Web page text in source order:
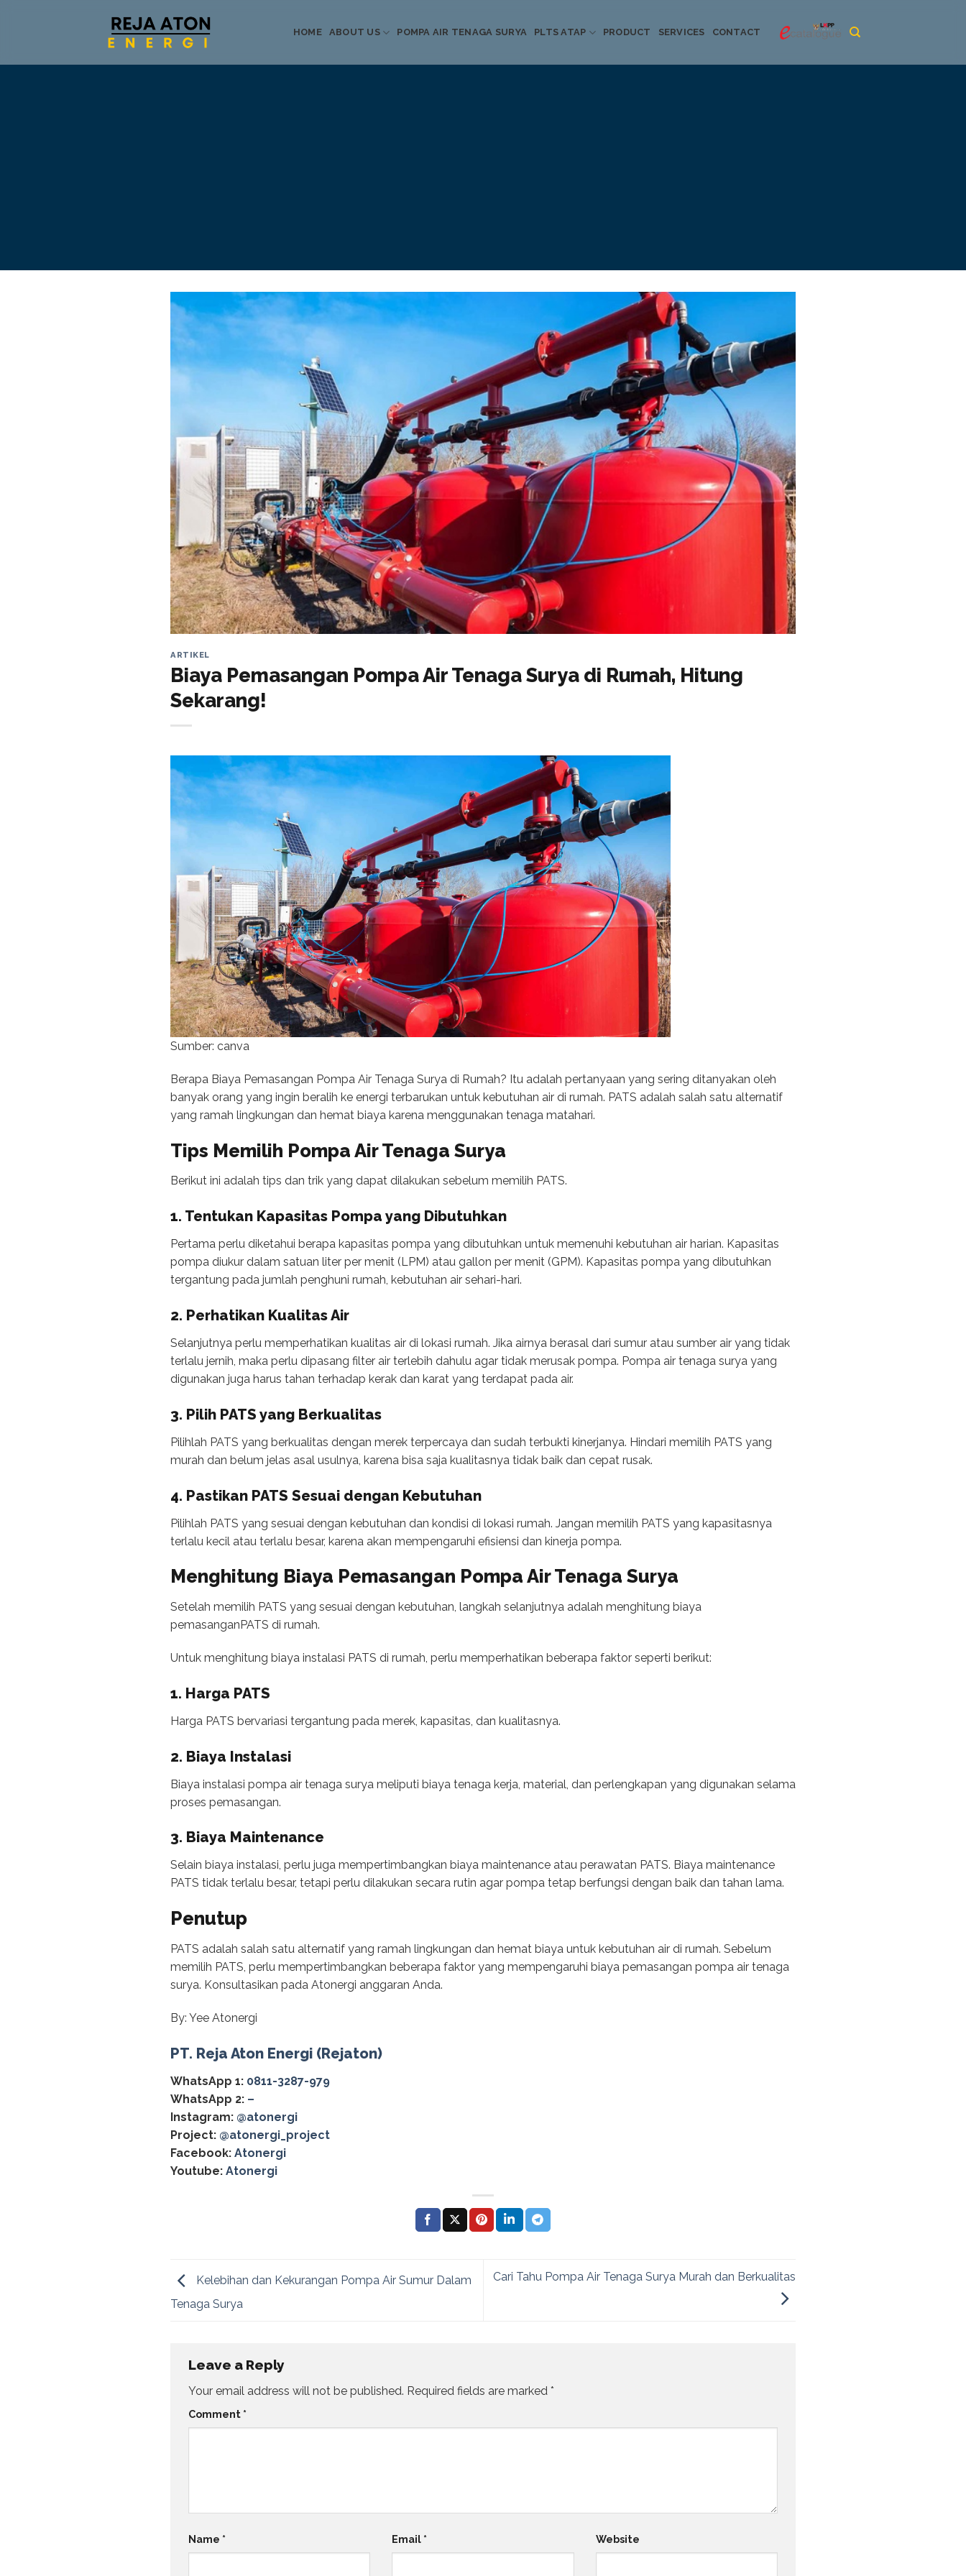
HOME ABOUT US POMPA AIR TENAGA SURYA PLTS ATAP PRODUCT SERVICES CONTACT
Informasi Terkini
ARTIKEL
Biaya Pemasangan Pompa Air Tenaga Surya di Rumah, Hitung
Sekarang!
Sumber: canva
Berapa Biaya Pemasangan Pompa Air Tenaga Surya di Rumah? Itu adalah pertanyaan yang sering ditanyakan oleh
banyak orang yang ingin beralih ke energi terbarukan untuk kebutuhan air di rumah. PATS adalah salah satu alternatif
yang ramah lingkungan dan hemat biaya karena menggunakan tenaga matahari.
Tips Memilih Pompa Air Tenaga Surya
Berikut ini adalah tips dan trik yang dapat dilakukan sebelum memilih PATS.
1. Tentukan Kapasitas Pompa yang Dibutuhkan
Pertama perlu diketahui berapa kapasitas pompa yang dibutuhkan untuk memenuhi kebutuhan air harian. Kapasitas
pompa diukur dalam satuan liter per menit (LPM) atau gallon per menit (GPM). Kapasitas pompa yang dibutuhkan
tergantung pada jumlah penghuni rumah, kebutuhan air sehari-hari.
2. Perhatikan Kualitas Air
Selanjutnya perlu memperhatikan kualitas air di lokasi rumah. Jika airnya berasal dari sumur atau sumber air yang tidak
terlalu jernih, maka perlu dipasang filter air terlebih dahulu agar tidak merusak pompa. Pompa air tenaga surya yang
digunakan juga harus tahan terhadap kerak dan karat yang terdapat pada air.
3. Pilih PATS yang Berkualitas
Pilihlah PATS yang berkualitas dengan merek terpercaya dan sudah terbukti kinerjanya. Hindari memilih PATS yang
murah dan belum jelas asal usulnya, karena bisa saja kualitasnya tidak baik dan cepat rusak.
4. Pastikan PATS Sesuai dengan Kebutuhan
Pilihlah PATS yang sesuai dengan kebutuhan dan kondisi di lokasi rumah. Jangan memilih PATS yang kapasitasnya
terlalu kecil atau terlalu besar, karena akan mempengaruhi efisiensi dan kinerja pompa.
Menghitung Biaya Pemasangan Pompa Air Tenaga Surya
Setelah memilih PATS yang sesuai dengan kebutuhan, langkah selanjutnya adalah menghitung biaya
pemasanganPATS di rumah.
Untuk menghitung biaya instalasi PATS di rumah, perlu memperhatikan beberapa faktor seperti berikut:
1. Harga PATS
Harga PATS bervariasi tergantung pada merek, kapasitas, dan kualitasnya.
2. Biaya Instalasi
Biaya instalasi pompa air tenaga surya meliputi biaya tenaga kerja, material, dan perlengkapan yang digunakan selama
proses pemasangan.
3. Biaya Maintenance
Selain biaya instalasi, perlu juga mempertimbangkan biaya maintenance atau perawatan PATS. Biaya maintenance
PATS tidak terlalu besar, tetapi perlu dilakukan secara rutin agar pompa tetap berfungsi dengan baik dan tahan lama.
Penutup
PATS adalah salah satu alternatif yang ramah lingkungan dan hemat biaya untuk kebutuhan air di rumah. Sebelum
memilih PATS, perlu mempertimbangkan beberapa faktor yang mempengaruhi biaya pemasangan pompa air tenaga
surya. Konsultasikan pada Atonergi anggaran Anda.
By: Yee Atonergi
PT. Reja Aton Energi (Rejaton)
WhatsApp 1: 0811-3287-979
WhatsApp 2: –
Instagram: @atonergi
Project: @atonergi_project
Facebook: Atonergi
Youtube: Atonergi
Kelebihan dan Kekurangan Pompa Air Sumur Dalam
Tenaga Surya
Cari Tahu Pompa Air Tenaga Surya Murah dan Berkualitas
Leave a Reply
Your email address will not be published. Required fields are marked *
Comment *
Name * Email * Website